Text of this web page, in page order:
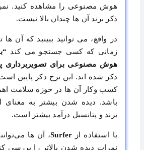
هوش مصنوعی را مشاهده کنید.
ذکر برند آن‌ ها چندان بالا نیست.
زمانی که کسی جستجو می ‌کند
هوش مصنوعی برای
ذکر شده ‌اند. این نرخ ذکر پایین
کسب ‌وکار آن‌ ها در حوزه سلامت
باشد. دیده شدن بیشتر به معنای
برند و پتانسیل درآمد بیشتر است.
با استفاده از Surfer، آن‌ ها
نمرات دیده شدن بالاتر را بررسی